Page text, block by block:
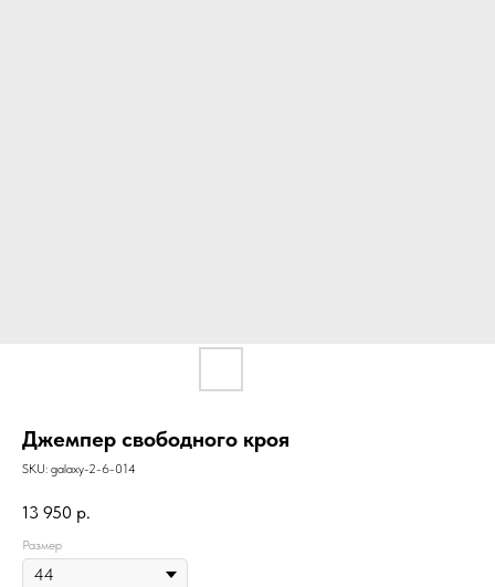
Джемпер свободного кроя
SKU: galaxy-2-6-014
13 950 р.
Размер